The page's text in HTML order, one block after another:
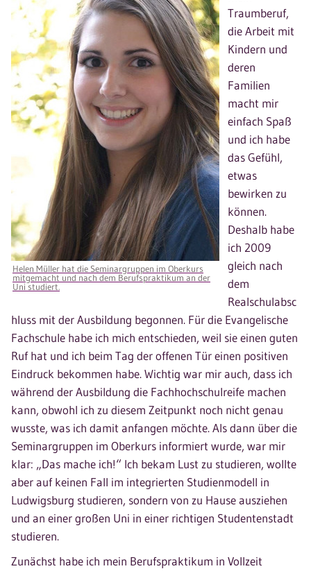
Helen Müller hat die Seminargruppen im Oberkurs
mitgemacht und nach dem Berufspraktikum an der
Uni studiert.
Traumberuf,
die Arbeit mit
Kindern und
deren
Familien
macht mir
einfach Spaß
und ich habe
das Gefühl,
etwas
bewirken zu
können.
Deshalb habe
ich 2009
gleich nach
dem
Realschulabsc
hluss mit der Ausbildung begonnen. Für die Evangelische
Fachschule habe ich mich entschieden, weil sie einen guten
Ruf hat und ich beim Tag der offenen Tür einen positiven
Eindruck bekommen habe. Wichtig war mir auch, dass ich
während der Ausbildung die Fachhochschulreife machen
kann, obwohl ich zu diesem Zeitpunkt noch nicht genau
wusste, was ich damit anfangen möchte. Als dann über die
Seminargruppen im Oberkurs informiert wurde, war mir
klar: „Das mache ich!“ Ich bekam Lust zu studieren, wollte
aber auf keinen Fall im integrierten Studienmodell in
Ludwigsburg studieren, sondern von zu Hause ausziehen
und an einer großen Uni in einer richtigen Studentenstadt
studieren.
Zunächst habe ich mein Berufspraktikum in Vollzeit